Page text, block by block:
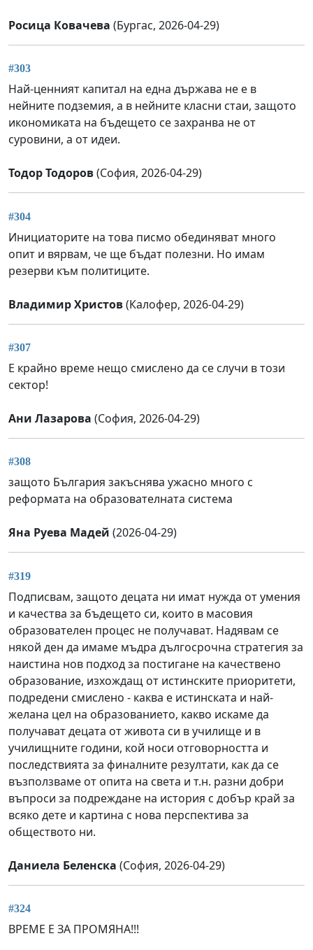
Росица Ковачева (Бургас, 2026-04-29)
#303
Най-ценният капитал на една държава не е в
нейните подземия, а в нейните класни стаи, защото
икономиката на бъдещето се захранва не от
суровини, а от идеи.
Тодор Тодоров(София, 2026-04-29)
#304
Инициаторите на това писмо обединяват много
опит и вярвам, че ще бъдат полезни. Но имам
резерви към политиците.
Владимир Христов(Калофер, 2026-04-29)
#307
Е крайно време нещо смислено да се случи в този
сектор!
Ани Лазарова (София, 2026-04-29)
#308
защото България закъснява ужасно много с
реформата на образователната система
Яна Руева Мадей (2026-04-29)
#319
Подписвам, защото децата ни имат нужда от умения
и качества за бъдещето си, които в масовия
образователен процес не получават. Надявам се
някой ден да имаме мъдра дългосрочна стратегия за
наистина нов подход за постигане на качествено
образование, изхождащ от истинските приоритети,
подредени смислено - каква е истинската и най-
желана цел на образованието, какво искаме да
получават децата от живота си в училище и в
училищните години, кой носи отговорността и
последствията за финалните резултати, как да се
възползваме от опита на света и т.н. разни добри
въпроси за подреждане на история с добър край за
всяко дете и картина с нова перспектива за
обществото ни.
Даниела Беленска (София, 2026-04-29)
#324
ВРЕМЕ Е ЗА ПРОМЯНА!!!